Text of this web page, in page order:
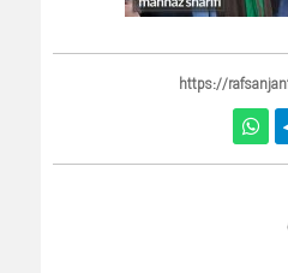
https://